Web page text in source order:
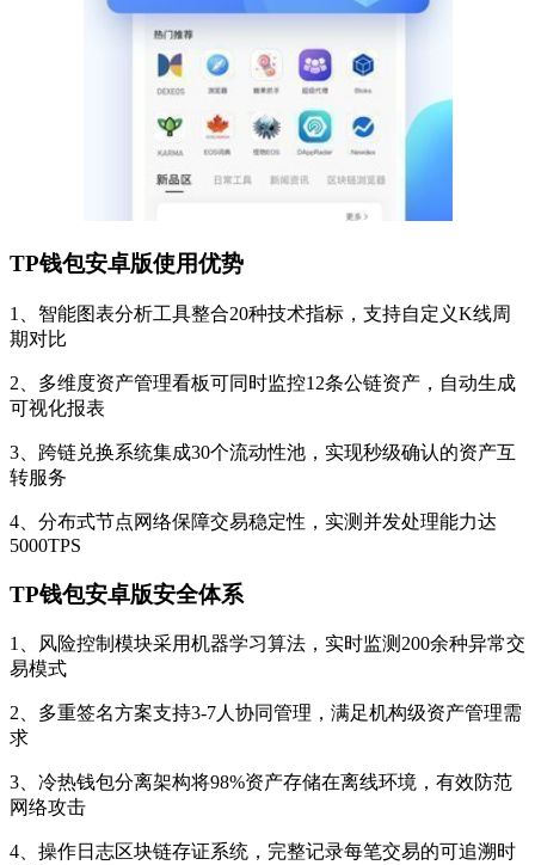
TP钱包安卓版使用优势
1、智能图表分析工具整合20种技术指标，支持自定义K线周
期对比
2、多维度资产管理看板可同时监控12条公链资产，自动生成
可视化报表
3、跨链兑换系统集成30个流动性池，实现秒级确认的资产互
转服务
4、分布式节点网络保障交易稳定性，实测并发处理能力达
5000TPS
TP钱包安卓版安全体系
1、风险控制模块采用机器学习算法，实时监测200余种异常交
易模式
2、多重签名方案支持3-7人协同管理，满足机构级资产管理需
求
3、冷热钱包分离架构将98%资产存储在离线环境，有效防范
网络攻击
4、操作日志区块链存证系统，完整记录每笔交易的可追溯时